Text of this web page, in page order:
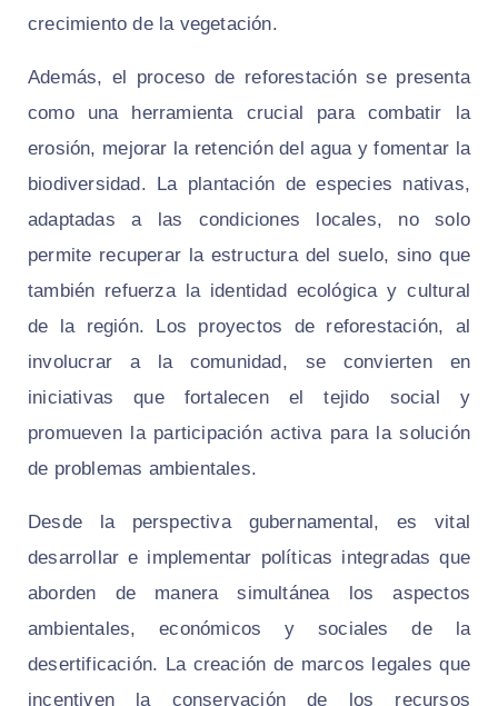
crecimiento de la vegetación.
Además, el proceso de reforestación se presenta
como una herramienta crucial para combatir la
erosión, mejorar la retención del agua y fomentar la
biodiversidad. La plantación de especies nativas,
adaptadas a las condiciones locales, no solo
permite recuperar la estructura del suelo, sino que
también refuerza la identidad ecológica y cultural
de la región. Los proyectos de reforestación, al
involucrar a la comunidad, se convierten en
iniciativas que fortalecen el tejido social y
promueven la participación activa para la solución
de problemas ambientales.
Desde la perspectiva gubernamental, es vital
desarrollar e implementar políticas integradas que
aborden de manera simultánea los aspectos
ambientales, económicos y sociales de la
desertificación. La creación de marcos legales que
incentiven la conservación de los recursos